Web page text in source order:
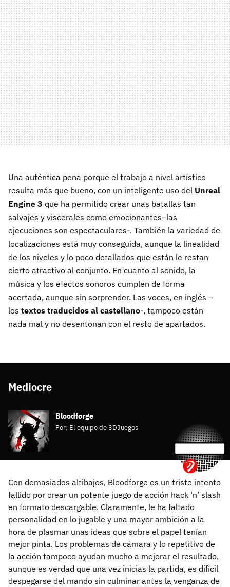
Una auténtica pena porque el trabajo a nivel artístico
resulta más que bueno, con un inteligente uso del Unreal
Engine 3 que ha permitido crear unas batallas tan
salvajes y viscerales como emocionantes–las
ejecuciones son espectaculares-. También la variedad de
localizaciones está muy conseguida, aunque la linealidad
de los niveles y lo poco detallados que están le restan
cierto atractivo al conjunto. En cuanto al sonido, la
música y los efectos sonoros cumplen de forma
acertada, aunque sin sorprender. Las voces, en inglés –
los textos traducidos al castellano-, tampoco están
nada mal y no desentonan con el resto de apartados.
Mediocre
Bloodforge
Por: El equipo de 3DJuegos
Con demasiados altibajos, Bloodforge es un triste intento
fallido por crear un potente juego de acción hack ‘n’ slash
en formato descargable. Claramente, le ha faltado
personalidad en lo jugable y una mayor ambición a la
hora de plasmar unas ideas que sobre el papel tenían
mejor pinta. Los problemas de cámara y lo repetitivo de
la acción tampoco ayudan mucho a mejorar el resultado,
aunque es verdad que una vez inicias la partida, es difícil
despegarse del mando sin culminar antes la venganza de